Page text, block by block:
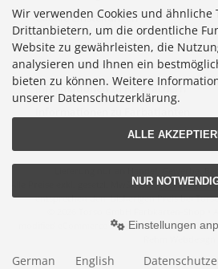
Cookie Einstellungen
Informationen zu Farbkarten
Informationen zu Farbfächern
Alle Preise exkl. gesetzl. MwSt. zzgl.
entsprechen dem bisherigen Preis bei
modified eCommerce Shopsoftware © 2009-
Wir verwenden Cookies und ähnliche
Drittanbietern, um die ordentliche
Website zu gewährleisten, die
analysieren und Ihnen ein
bieten zu können. Weitere
unserer Datenschutzerklärung.
ALLE
NUR
Einstellungen
German English